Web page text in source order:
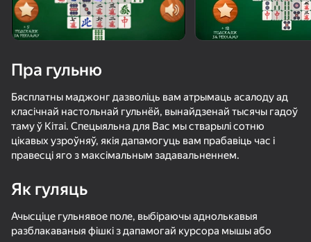
Маджонг: тренеруй Ум
83
Эволюция Brainrot: Кликер
38
Мастер маджонга: Пасьянс из плиток
Пра гульню
Бясплатны маджонг дазволіць вам атрымаць асалоду ад
класічнай настольнай гульнёй, вынайдзенай тысячы гадоў
таму ў Кітаі. Спецыяльна для Вас мы стварылі сотню
цікавых узроўняў, якія дапамогуць вам прабавіць час і
правесці яго з максімальным задавальненнем.
Як гуляць
Ачысціце гульнявое поле, выбіраючы аднолькавыя
разблакаваныя фішкі з дапамогай курсора мышы або